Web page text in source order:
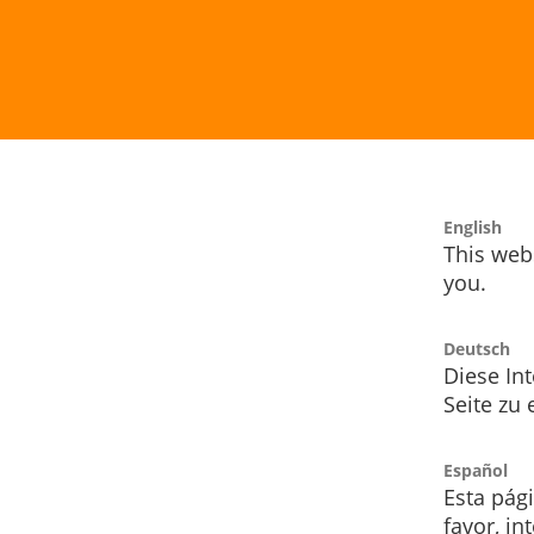
English
This
you.
Deutsch
Diese
Seite zu
Español
Esta
favor,